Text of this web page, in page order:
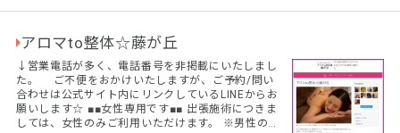
アロマto整体☆藤が丘
↓営業電話が多く、電話番号を非掲載にいたしまし
た。 ご不便をおかけいたしますが、ご予約/問い
合わせは公式サイト内にリンクしているLINEからお
願いします☆ ■■女性専用です■■ 出張施術につきま
しては、女性のみご利用いただけます。 ※男性のお